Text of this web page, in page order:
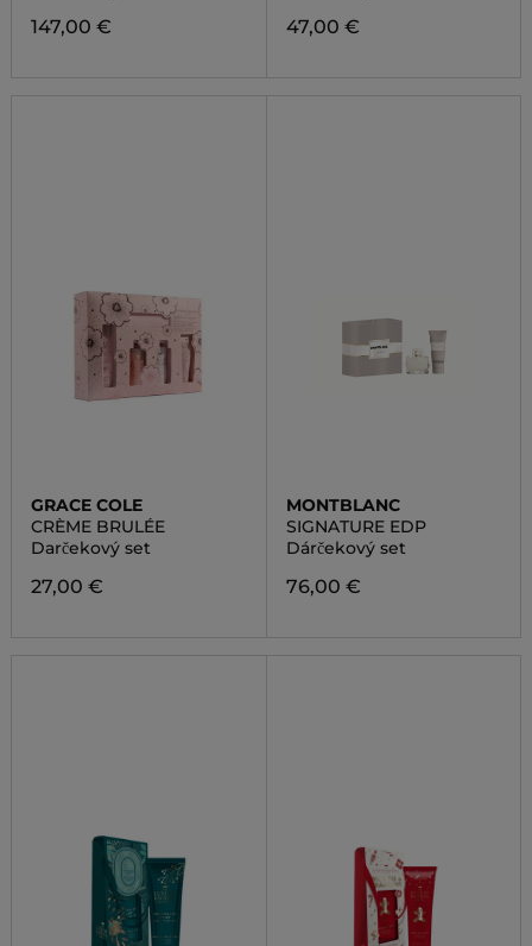
147,00 € 47,00 €
GRACE COLE
CRÈME BRULÉE
Darčekový set
27,00 €
MONTBLANC
SIGNATURE EDP
Dárčekový set
76,00 €